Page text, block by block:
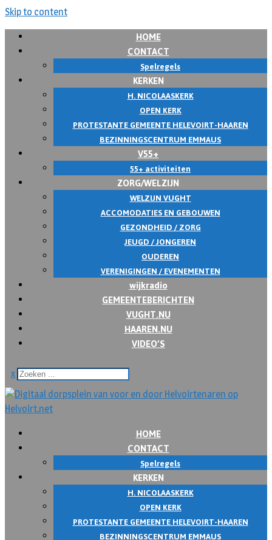
Skip to content
HOME
CONTACT
Spelregels
KERKEN
H. NICOLAASKERK
OPEN KERK
PROTESTANTE GEMEENTE HELEVOIRT-HAAREN
BEZINNINGSCENTRUM EMMAUS
V55+
55+ activiteiten
ZORG/WELZIJN
WELZIJN VUGHT
ACCOMODATIES EN GEBOUWEN
GEZONDHEID / ZORG
JEUGD / JONGEREN
OUDEREN
VERENIGINGEN / EVENEMENTEN
wijkradio
GEMEENTEBERICHTEN
VUGHT.NU
HAAREN.NU
VIDEO’S
x
HOME
CONTACT
Spelregels
KERKEN
H. NICOLAASKERK
OPEN KERK
PROTESTANTE GEMEENTE HELEVOIRT-HAAREN
BEZINNINGSCENTRUM EMMAUS